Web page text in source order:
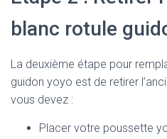
blanc rotule
La deuxième étape pour
guidon yoyo est de retirer
vous devez :
Placer votre poussette